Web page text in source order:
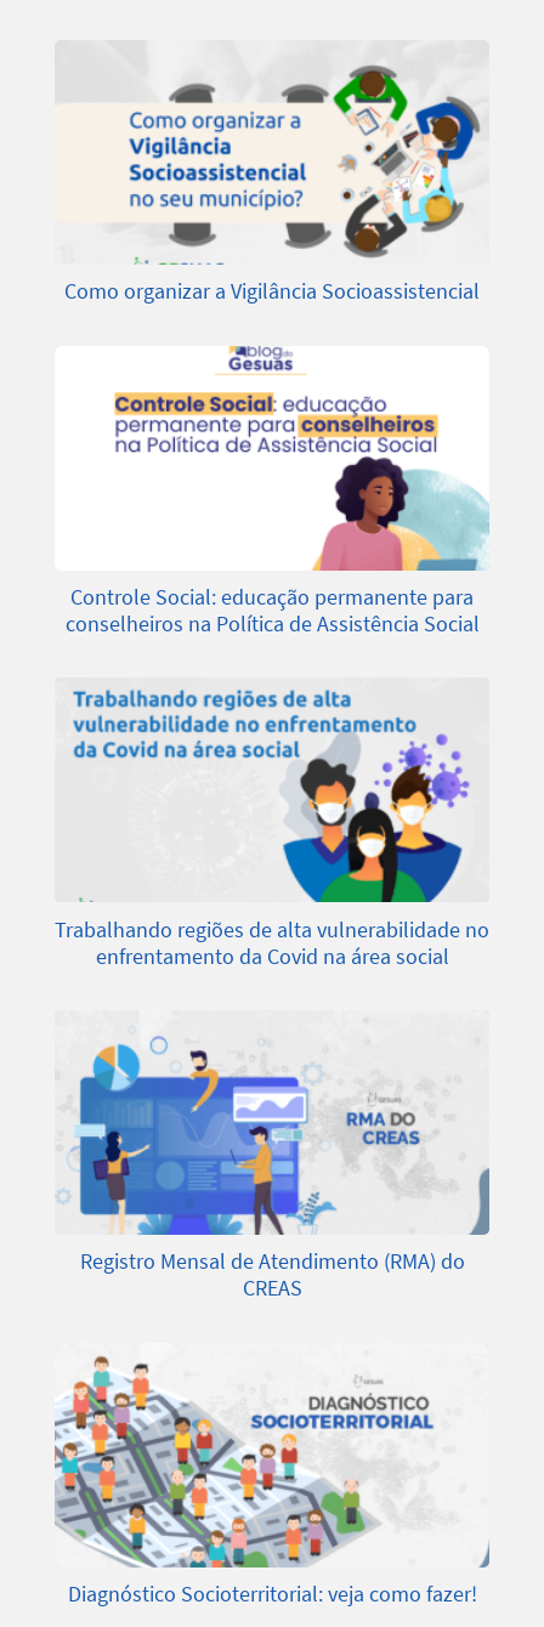
Como organizar a Vigilância Socioassistencial
Controle Social: educação permanente para
conselheiros na Política de Assistência Social
Trabalhando regiões de alta vulnerabilidade no
enfrentamento da Covid na área social
Registro Mensal de Atendimento (RMA) do
CREAS
Diagnóstico Socioterritorial: veja como fazer!